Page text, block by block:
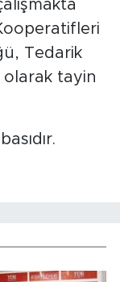
Tedarik
olarak tayin